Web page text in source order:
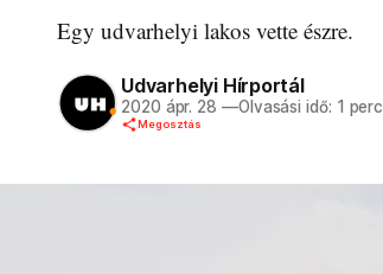
Egy udvarhelyi lakos vette észre.
Udvarhelyi Hírportál
2020 ápr. 28 —Olvasási idő: 1 perc
Megosztás